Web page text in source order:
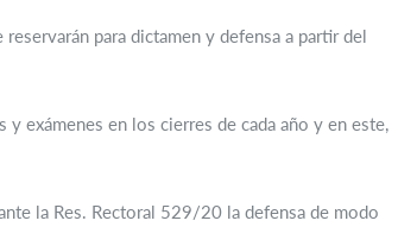
para dictamen y defensa a partir del
exámenes en los cierres de cada año y en este,
la Res. Rectoral 529/20 la defensa de modo